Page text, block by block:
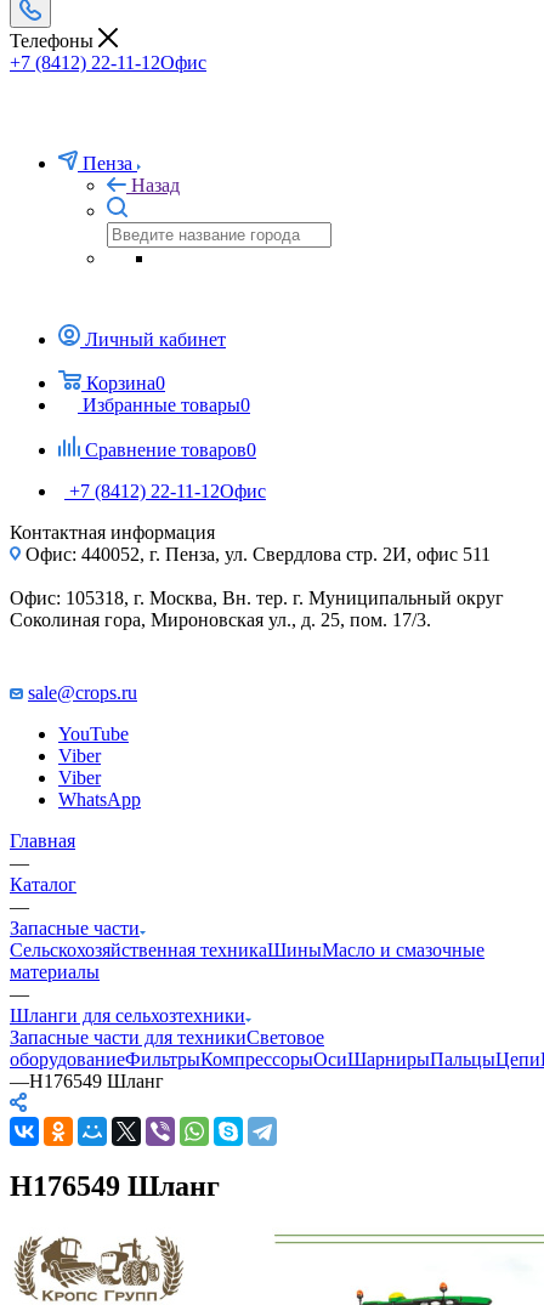
Телефоны
+7 (8412) 22-11-12Офис
Пенза
Назад
Личный кабинет
Корзина0
Избранные товары0
Сравнение товаров0
+7 (8412) 22-11-12Офис
Контактная информация
Офис: 440052, г. Пенза, ул. Свердлова стр. 2И, офис 511
Офис: 105318, г. Москва, Вн. тер. г. Муниципальный округ
Соколиная гора, Мироновская ул., д. 25, пом. 17/3.
sale@crops.ru
YouTube
Viber
Viber
WhatsApp
Главная
—
Каталог
—
Запасные части
Сельскохозяйственная техникаШиныМасло и смазочные
материалы
—
Шланги для сельхозтехники
Запасные части для техникиСветовое
оборудованиеФильтрыКомпрессорыОсиШарнирыПальцыЦепи
—H176549 Шланг
H176549 Шланг